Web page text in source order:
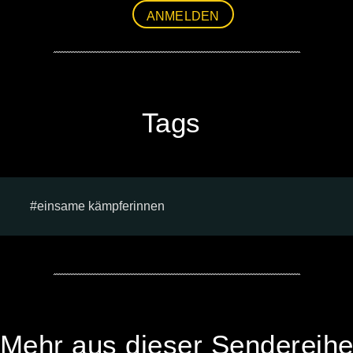
ANMELDEN
Tags
einsame kämpferinnen
Mehr aus dieser Sendereihe